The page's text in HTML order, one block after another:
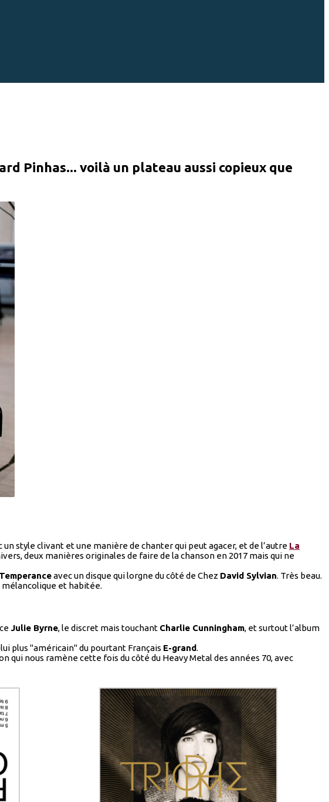
Pinhas... voilà un plateau aussi copieux que
style clivant et une manière de chanter qui peut agacer, et de l’autre La
deux manières originales de faire de la chanson en 2017 mais qui ne
Temperanceavec un disque qui lorgne du côté de Chez David Sylvian. Très beau.
et habitée.
Julie Byrne, le discret mais touchant Charlie Cunningham, et surtout l’album
plus "américain" du pourtant Français E-grand.
qui nous ramène cette fois du côté du Heavy Metal des années 70, avec